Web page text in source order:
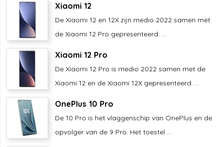
Xiaomi 12
De Xiaomi 12 en 12X zijn medio 2022 samen met
de Xiaomi 12 Pro gepresenteerd. ...
Xiaomi 12 Pro
De Xiaomi 12 Pro is medio 2022 samen met de
Xiaomi 12 en de Xiaomi 12X gepresenteerd. ...
OnePlus 10 Pro
De 10 Pro is het vlaggenschip van OnePlus en de
opvolger van de 9 Pro. Het toestel ...